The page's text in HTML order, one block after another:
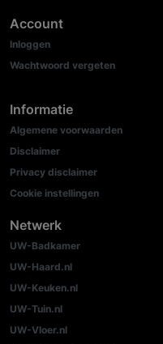
Account
Inloggen
Wachtwoord vergeten
Informatie
Algemene voorwaarden
Disclaimer
Privacy disclaimer
Cookie instellingen
Netwerk
UW-Badkamer
UW-Haard.nl
UW-Keuken.nl
UW-Tuin.nl
UW-Vloer.nl